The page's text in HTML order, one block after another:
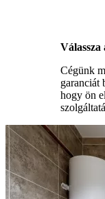
Cégünk
garanciát
hogy ön